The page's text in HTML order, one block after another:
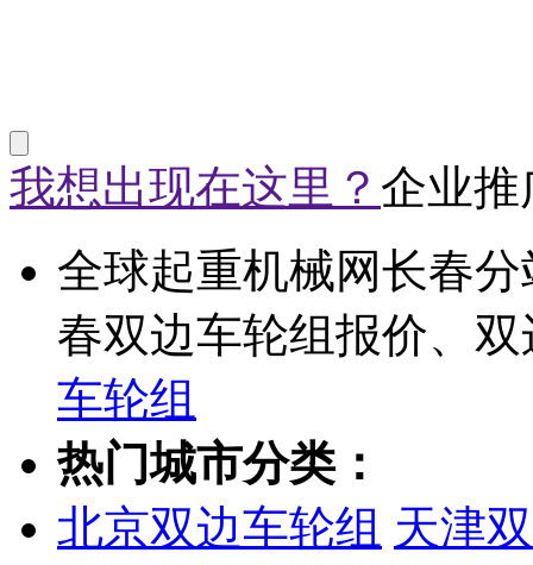
我想出现在这里？ 企业推
全球起重机械网长春
春双边车轮组报价、
车轮组
热门城市分类：
北京双边车轮组 天津